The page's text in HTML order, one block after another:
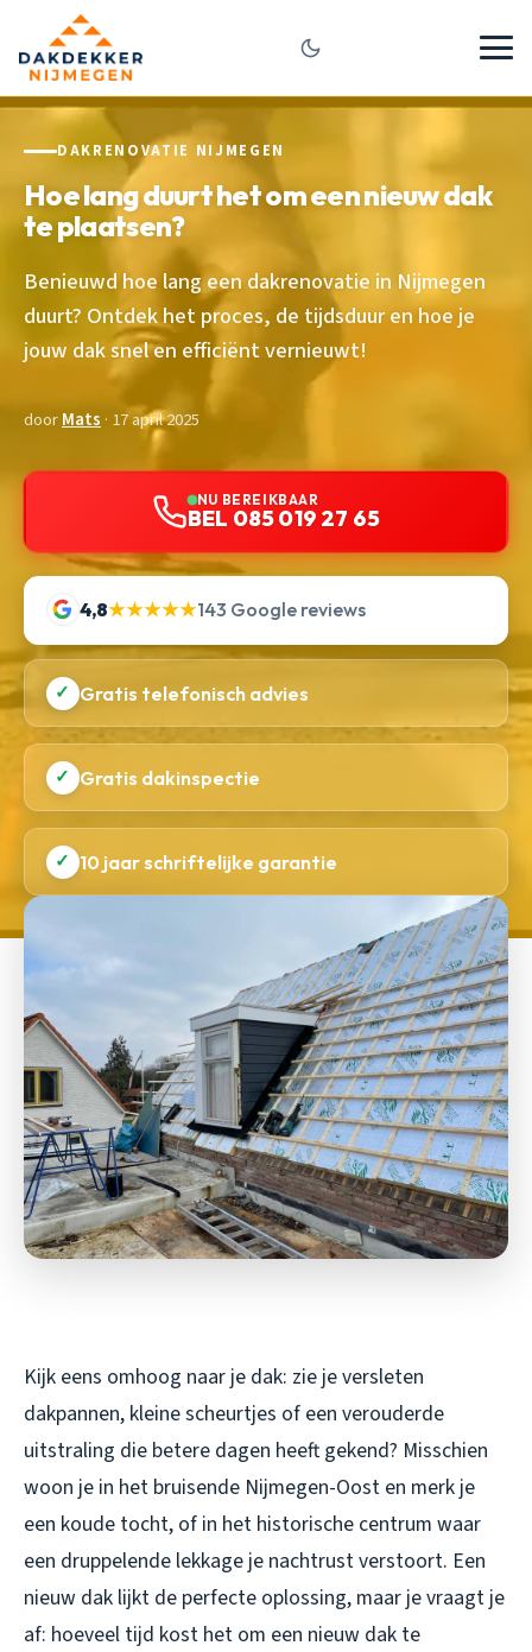
DAKRENOVATIE NIJMEGEN
Hoe lang duurt het om een nieuw dak
te plaatsen?
Benieuwd hoe lang een dakrenovatie in Nijmegen
duurt? Ontdek het proces, de tijdsduur en hoe je
jouw dak snel en efficiënt vernieuwt!
doorMats · 17 april 2025
NU BEREIKBAAR
BEL 085 019 27 65
4,8★★★★★143 Google reviews
✓ Gratis telefonisch advies
✓ Gratis dakinspectie
✓ 10 jaar schriftelijke garantie
Kijk eens omhoog naar je dak: zie je versleten
dakpannen, kleine scheurtjes of een verouderde
uitstraling die betere dagen heeft gekend? Misschien
woon je in het bruisende Nijmegen-Oost en merk je
een koude tocht, of in het historische centrum waar
een druppelende lekkage je nachtrust verstoort. Een
nieuw dak lijkt de perfecte oplossing, maar je vraagt je
af: hoeveel tijd kost het om een nieuw dak te